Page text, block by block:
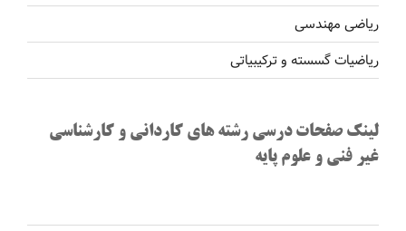
ریاضی مهندسی
ریاضیات گسسته و ترکیبیاتی
لینک صفحات درسی رشته های کاردانی و کارشناسی
غیر فنی و علوم پایه